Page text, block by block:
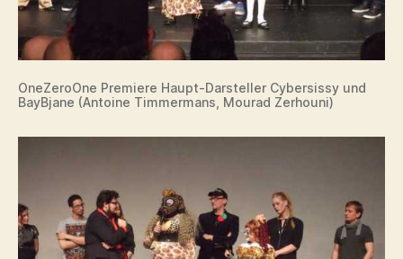
OneZeroOne Premiere Haupt-Darsteller Cybersissy und
BayBjane (Antoine Timmermans, Mourad Zerhouni)